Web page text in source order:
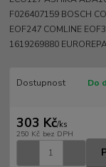
F026407159 BOSCH
EOF247 COMLINE
1619269880
Dostupnost Do
303 Kč/ks
250 Kč bez DPH